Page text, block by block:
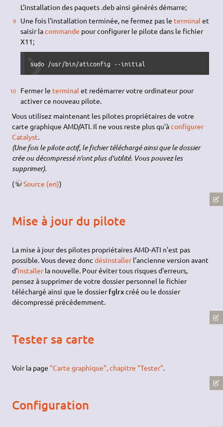
L'installation des paquets .deb ainsi générés démarre;
Une fois l'installation terminée, ne fermez pas le terminal et
saisir lacommande pour configurer le pilote dans le fichier
X11;
sudo /usr/bin/aticonfig --initial
Fermer le terminal et redémarrer votre ordinateur pour
activer ce nouveau pilote.
Vous utilisez maintenant les pilotes propriétaires de votre
carte graphique AMD/ATI. Il ne vous reste plus qu'àconfigurer
Catalyst.
(Une fois le pilote actif, le fichier téléchargé ainsi que le dossier
crée ou décompressé n'ont plus d'utilité. Vous pouvez les
supprimer).
( Source (en))
Mise à jour du pilote
La mise à jour des pilotes propriétaires AMD-ATI n'est pas
possible. Vous devez doncdésinstallerl'ancienne version avant
d'installerla nouvelle. Pour éviter tous risques d'erreurs,
pensez à supprimer de votre dossier personnel le fichier
téléchargé ainsi que le dossierfglrxcréé ou le dossier
décompressé précédemment.
Tester sa carte
Voir la page "Carte graphique", chapitre "Tester".
Configuration